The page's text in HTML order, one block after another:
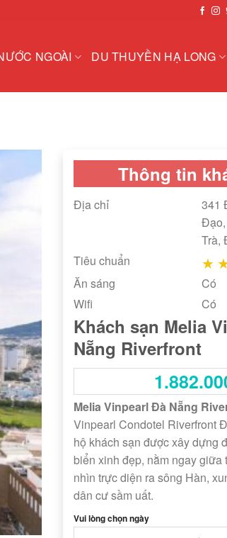
NGOÀI DU THUYỀN HẠ LONG
Thông tin
Địa chỉ
341
Trà,
Tiêu chuẩn
★
Ăn sáng
Có
Wifi
Có
Khách sạn Melia
Nẵng Riverfront
Melia Vinpearl Đà Nẵng
Vinpearl Condotel Riverfront
hộ khách sạn được xây dựng
biển xinh đẹp, nằm ngay giữa
nhìn trực diện ra sông Hàn,
dân cư sầm uất.
Vui lòng chọn ngày